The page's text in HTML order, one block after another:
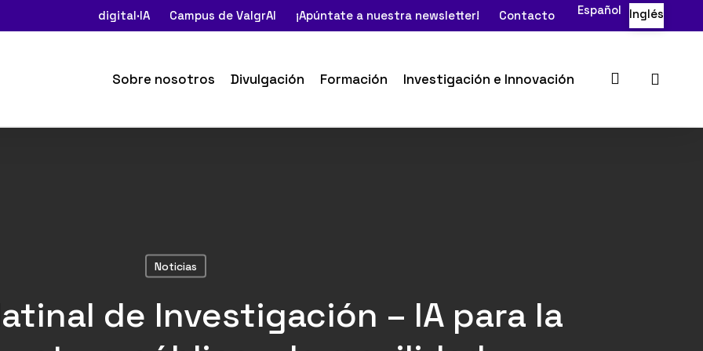
digital·IA Campus de ValgrAI ¡Apúntate a nuestra newsletter! Contacto Español Inglés
Sobre nosotros Divulgación Formación Investigación e Innovación search
Noticias
de Investigación – IA para la